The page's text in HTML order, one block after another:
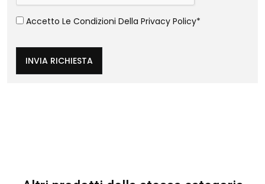
Accetto Le Condizioni Della Privacy Policy*
INVIA RICHIESTA